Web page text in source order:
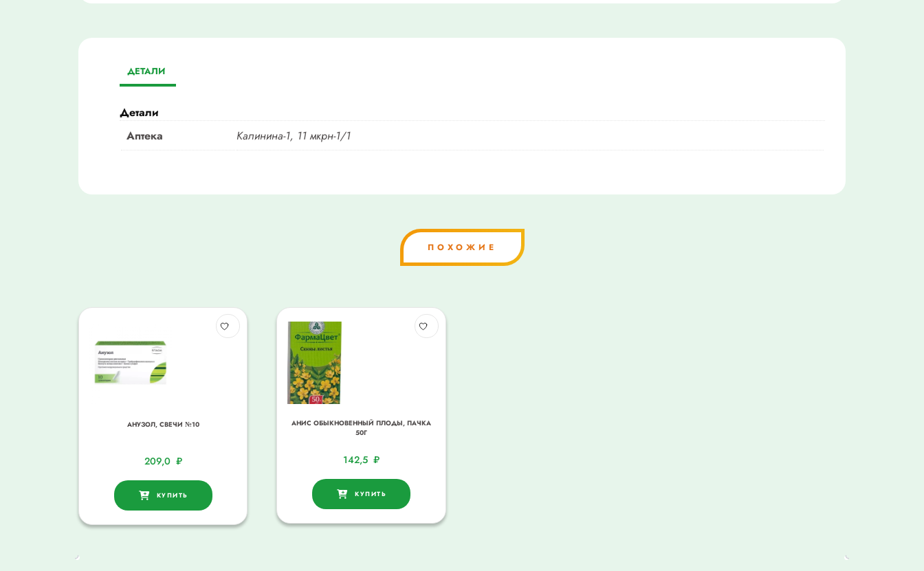
ДЕТАЛИ
Детали
Аптека
Калинина-1, 11 мкрн-1/1
ПОХОЖИЕ
АНУЗОЛ, СВЕЧИ №10
209,0 ₽
КУПИТЬ
АНИС ОБЫКНОВЕННЫЙ ПЛОДЫ, ПАЧКА
50Г
142,5 ₽
КУПИТЬ